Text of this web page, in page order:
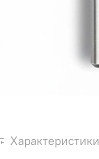
Характеристики